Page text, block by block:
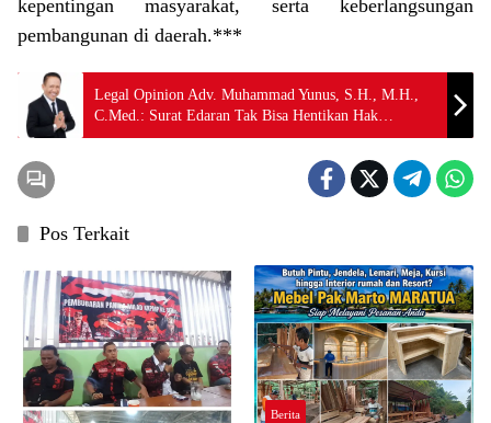
kepentingan masyarakat, serta keberlangsungan
pembangunan di daerah.***
Legal Opinion Adv. Muhammad Yunus, S.H., M.H.,
C.Med.: Surat Edaran Tak Bisa Hentikan Hak
Pemegang IUP Pasir di Malinau
Pos Terkait
Berita